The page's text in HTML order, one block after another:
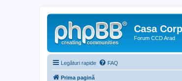
Casa
Forum CCD Arad
Legături rapide FAQ
Prima pagină